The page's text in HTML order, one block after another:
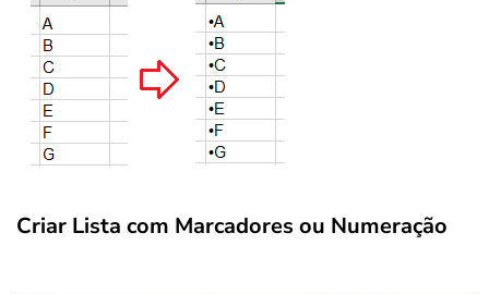
Criar Lista com Marcadores ou Numeração